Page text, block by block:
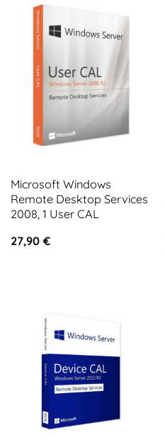
Microsoft Windows
Remote Desktop Services
2008, 1 User CAL
27,90 €